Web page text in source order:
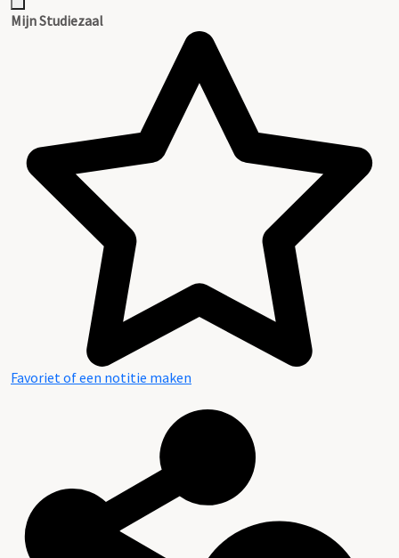
Mijn Studiezaal
Favoriet of een notitie maken